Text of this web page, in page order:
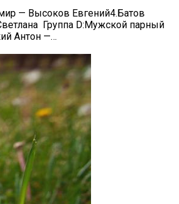
— Высоков Евгений4.Батов
Группа D:Мужской парный
Антон —…